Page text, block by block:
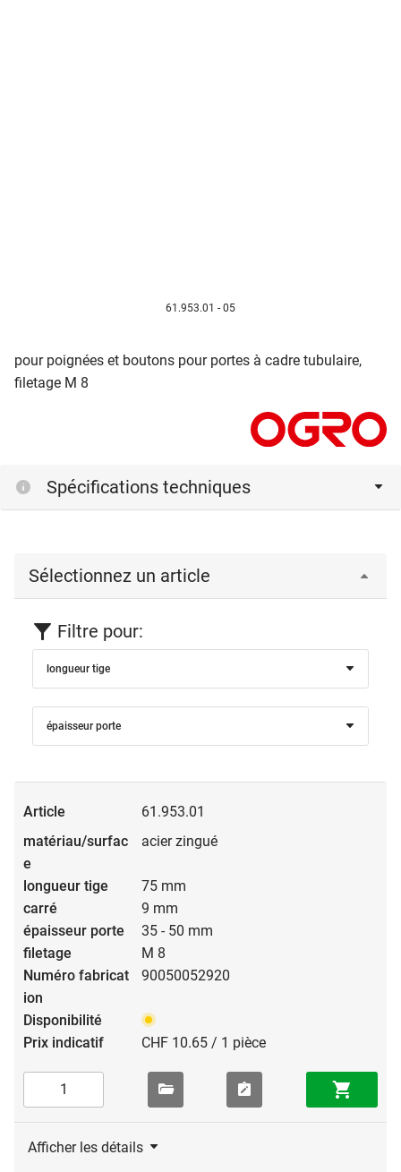
61.953.01 - 05
pour poignées et boutons pour portes à cadre tubulaire,
filetage M 8
Spécifications techniques
Sélectionnez un article
Filtre pour:
longueur tige
épaisseur porte
61.953.01
acier zingué
75 mm
9 mm
35 - 50 mm
M 8
90050052920
CHF 10.65 / 1 pièce
Afficher les détails